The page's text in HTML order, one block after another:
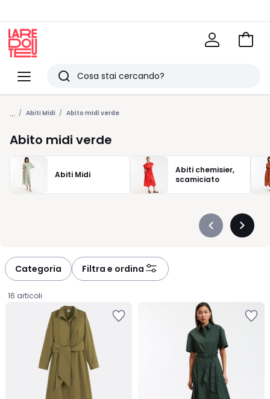
Menu
Redoute
Ricerca
Ultimi
articoli
visti
Vai
... Abiti Midi Abito midi verde
Abito midi verde
Abiti Midi
Abiti chemisier,
scamiciato
Précédent
Categoria Filtra e ordina
16 articoli